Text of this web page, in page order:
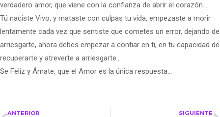
verdadero amor, que viene con la confianza de abrir el corazón…
Tú naciste Vivo, y mataste con culpas tu vida, empezaste a morir
lentamente cada vez que sentiste que cometes un error, dejando de
arriesgarte, ahora debes empezar a confiar en ti, en tu capacidad de
recuperarte y atreverte a arriesgarte…
Se Feliz y Ámate, que el Amor es la única respuesta…
ANTERIOR SIGUIENTE